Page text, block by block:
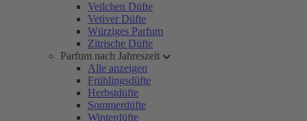
Veilchen Düfte
Vetiver Düfte
Würziges Parfum
Zitrische Düfte
Parfum nach Jahreszeit
Alle anzeigen
Frühlingsdüfte
Herbstdüfte
Sommerdüfte
Winterdüfte